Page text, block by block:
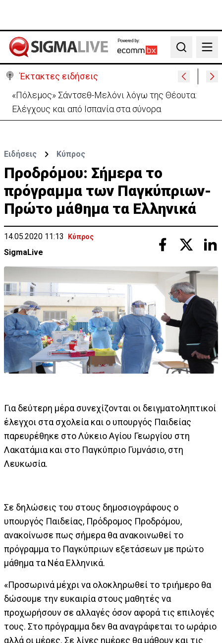
Powered by:
Search
Έκτακτες ειδήσεις
30 χρόνια από τις δολοφονίες Ισαάκ-Σολωμού-
Εκδήλωση μνήμης απόψε στο Παραλίμνι
Ειδήσεις Κύπρος
Προδρόμου: Σήμερα το
πρόγραμμα των Παγκύπριων-
Πρώτο μάθημα τα Ελληνικά
14.05.2020 11:13 Κύπρος
SigmaLive
Για δεύτερη μέρα συνεχίζονται οι δειγματοληπτικοί
έλεγχοι στα σχολεία και ο υπουργός Παιδείας
παρευρέθηκε στο Λύκειο Αγίου Γεωργίου στη
Λακατάμια και στο Παγκύπριο Γυμνάσιο, στη
Λευκωσία.
Σε δηλώσεις του στους δημοσιογράφους ο
υπουργός Παιδείας, Πρόδρομος Προδρόμου,
ανακοίνωσε πως σήμερα θα ανακοινωθεί το
πρόγραμμα το Παγκύπριων εξετάσεων με πρώτο
μάθημα τα Νέα Ελληνικά.
«Προσωρινά μέχρι να ολοκληρωθεί το τριήμερο θα
δώσουμε την ευκαιρία στους μαθητές να
προχωρήσουν σε αλλαγές όσον αφορά τις επιλογές
τους. Στο πρόγραμμα δεν θα αναγράφεται το ωράριο
αλλά οι μέρες. Σε λίγες ημέρες θα μάθουν και τις